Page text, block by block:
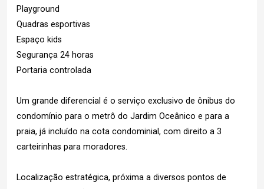
Playground
Quadras esportivas
Espaço kids
Segurança 24 horas
Portaria controlada
Um grande diferencial é o serviço exclusivo de ônibus do
condomínio para o metrô do Jardim Oceânico e para a
praia, já incluído na cota condominial, com direito a 3
carteirinhas para moradores.
Localização estratégica, próxima a diversos pontos de